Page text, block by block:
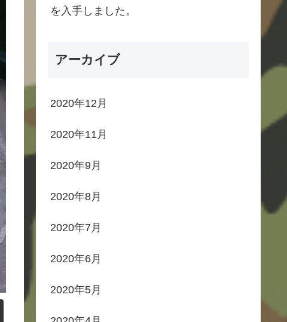
を入手しました。
アーカイブ
2020年12月
2020年11月
2020年9月
2020年8月
2020年7月
2020年6月
2020年5月